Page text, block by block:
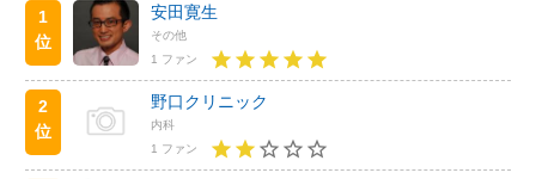
1
位
安田寛生
その他
1 ファン
2
位
野口クリニック
内科
1 ファン